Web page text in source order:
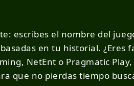
escribes el nombre del
en tu historial. ¿Eres
NetEnt o Pragmatic
que no pierdas tiempo